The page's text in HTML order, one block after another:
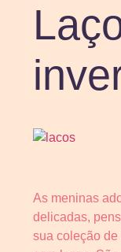
As meninas
delicadas,
sua coleção